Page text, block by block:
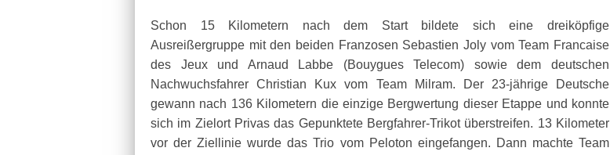
Schon 15 Kilometern nach dem Start bildete sich eine dreiköpfige
Ausreißergruppe mit den beiden Franzosen Sebastien Joly vom Team Francaise
des Jeux und Arnaud Labbe (Bouygues Telecom) sowie dem deutschen
Nachwuchsfahrer Christian Kux vom Team Milram. Der 23-jährige Deutsche
gewann nach 136 Kilometern die einzige Bergwertung dieser Etappe und konnte
sich im Zielort Privas das Gepunktete Bergfahrer-Trikot überstreifen. 13 Kilometer
vor der Ziellinie wurde das Trio vom Peloton eingefangen. Dann machte Team